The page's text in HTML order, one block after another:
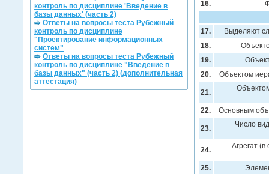
16.
17.
Выделяют
18.
19.
20.
Объектом
21.
22. Основным
23. Число
24. Агрегат
25.
контроль по дисциплине 'Введение в
базы данных' (часть 2)
Ответы на вопросы теста Рубежный
контроль по дисциплине
"Проектирование информационных
систем"
Ответы на вопросы теста Рубежный
контроль по дисциплине "Введение в
базы данных" (часть 2) (дополнительная
аттестация)